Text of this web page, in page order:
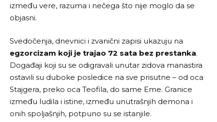
između vere, razuma i nečega što nije moglo da se
objasni.
Svedočenja, dnevnici i zvanični zapisi ukazuju na
egzorcizam koji je trajao 72 sata bez prestanka.
Događaji koji su se odigravali unutar zidova manastira
ostavili su duboke posledice na sve prisutne – od oca
Stajgera, preko oca Teofila, do same Eme. Granice
između ludila i istine, između unutrašnjih demona i
onih spoljašnjih, potpuno su se istanjile.